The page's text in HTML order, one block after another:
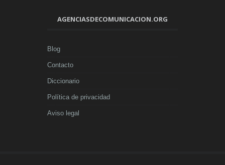
AGENCIASDECOMUNICACION.ORG
Blog
Contacto
Diccionario
Política de privacidad
Aviso legal